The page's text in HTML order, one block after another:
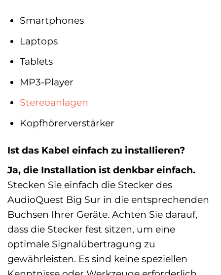
Smartphones
Laptops
Tablets
MP3-Player
Stereoanlagen
Kopfhörerverstärker
Ist das Kabel einfach zu installieren?
Ja, die Installation ist denkbar einfach.
Stecken Sie einfach die Stecker des
AudioQuest Big Sur in die entsprechenden
Buchsen Ihrer Geräte. Achten Sie darauf,
dass die Stecker fest sitzen, um eine
optimale Signalübertragung zu
gewährleisten. Es sind keine speziellen